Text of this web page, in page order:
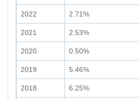
2022 2.71%
2021 2.53%
2020 0.50%
2019 5.46%
2018 6.25%